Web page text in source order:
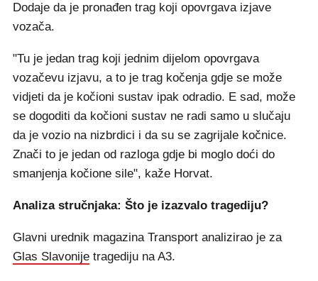
Dodaje da je pronađen trag koji opovrgava izjave
vozača.
"Tu je jedan trag koji jednim dijelom opovrgava
vozačevu izjavu, a to je trag kočenja gdje se može
vidjeti da je kočioni sustav ipak odradio. E sad, može
se dogoditi da kočioni sustav ne radi samo u slučaju
da je vozio na nizbrdici i da su se zagrijale kočnice.
Znači to je jedan od razloga gdje bi moglo doći do
smanjenja kočione sile", kaže Horvat.
Analiza stručnjaka: Što je izazvalo tragediju?
Glavni urednik magazina Transport analizirao je za
Glas Slavonije tragediju na A3.